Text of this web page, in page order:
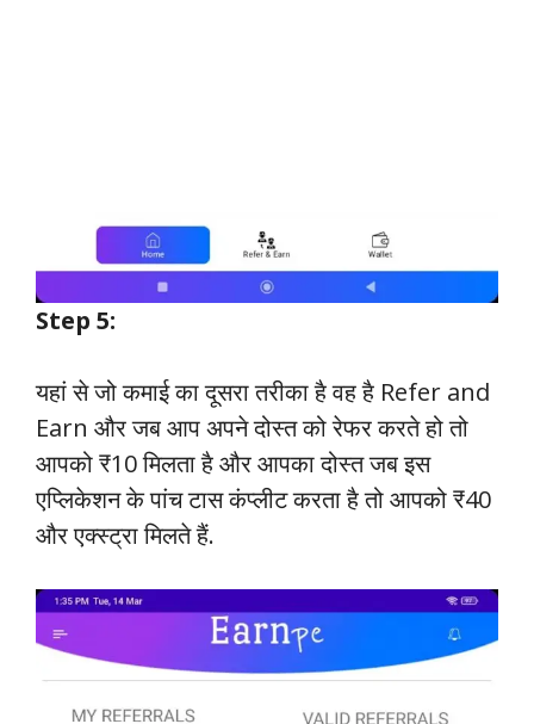
Step 5:
यहां से जो कमाई का दूसरा तरीका है वह है Refer and
Earn और जब आप अपने दोस्त को रेफर करते हो तो
आपको ₹10 मिलता है और आपका दोस्त जब इस
एप्लिकेशन के पांच टास कंप्लीट करता है तो आपको ₹40
और एक्स्ट्रा मिलते हैं.